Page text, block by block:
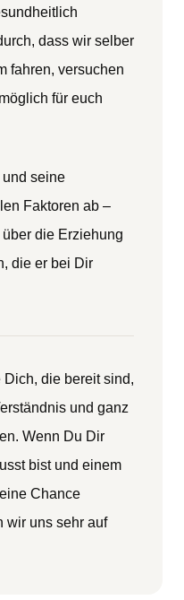
dass wir selber
fahren, versuchen
für euch
seine
Faktoren ab –
die Erziehung
die er bei Dir
die bereit sind,
und ganz
Wenn Du Dir
bist und einem
Chance
wir uns sehr auf